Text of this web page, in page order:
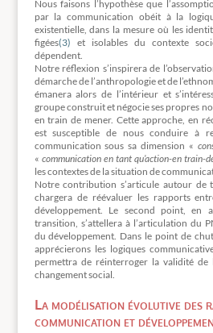
Nous faisons l’hypothèse que
par la communication obéit à la
existentielle, dans la mesure où les
figées(3) et isolables du contexte
dépendent.
Notre réflexion s’inspirera de
démarche de l’anthropologie et de
émanera alors de l’intérieur et
groupe construit et négocie ses propres
en train de mener. Cette approche, en
est susceptible de nous conduire à
communication sous sa dimension «
« communication en tant qu’action-en train-
les contextes de la situation de
Notre contribution s’articule autour de
chargera de réévaluer les rapports
développement. Le second point, en
transition, s’attellera à l’articulation du
du développement. Dans le point de
apprécierons les logiques
permettra de réinterroger la validité de
changement social.
La modélisation évolutive des
communication et